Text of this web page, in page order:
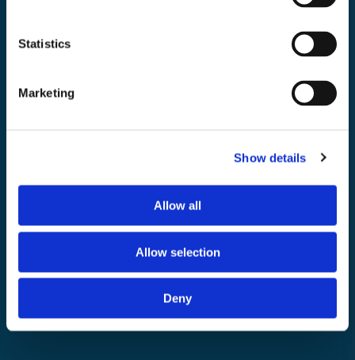
Statistics
Marketing
Show details
Allow all
Allow selection
Deny
email
Toolab.se
Måndag-Fredag 08.00-15:00
Victor Hasselbladsgata 10, Västra Frölunda